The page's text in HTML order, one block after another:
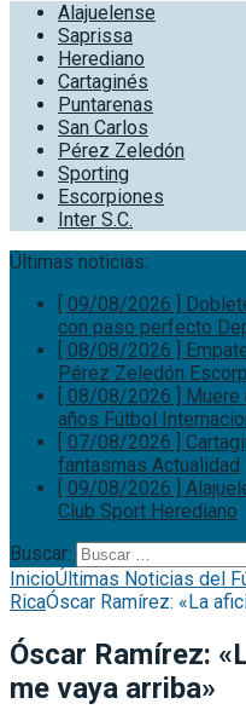
Alajuelense
Saprissa
Herediano
Cartaginés
Puntarenas
San Carlos
Pérez Zeledón
Sporting
Escorpiones
Inter S.C.
Últimas noticias:
[ 09/08/2026 ]
con paso perfecto
[ 08/08/2026 ]
Pérez Zeledón
[ 08/08/2026 ]
años Fútbol
[ 07/08/2026 ]
fantasmas Actualidad
[ 09/08/2026 ]
Club Sport Herediano
Buscar:
InicioÚltimas Noticias del
RicaÓscar Ramírez: «La
Óscar Ramírez:
me vaya arriba»